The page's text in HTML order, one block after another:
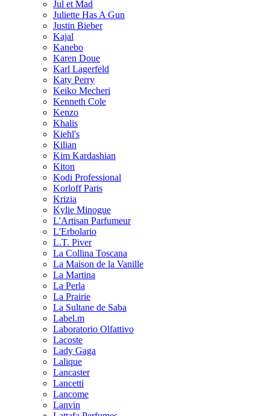
Jul et Mad
Juliette Has A Gun
Justin Bieber
Kajal
Kanebo
Karen Doue
Karl Lagerfeld
Katy Perry
Keiko Mecheri
Kenneth Cole
Kenzo
Khalis
Kiehl's
Kilian
Kim Kardashian
Kiton
Kodi Professional
Korloff Paris
Krizia
Kylie Minogue
L'Artisan Parfumeur
L'Erbolario
L.T. Piver
La Collina Toscana
La Maison de la Vanille
La Martina
La Perla
La Prairie
La Sultane de Saba
Label.m
Laboratorio Olfattivo
Lacoste
Lady Gaga
Lalique
Lancaster
Lancetti
Lancome
Lanvin